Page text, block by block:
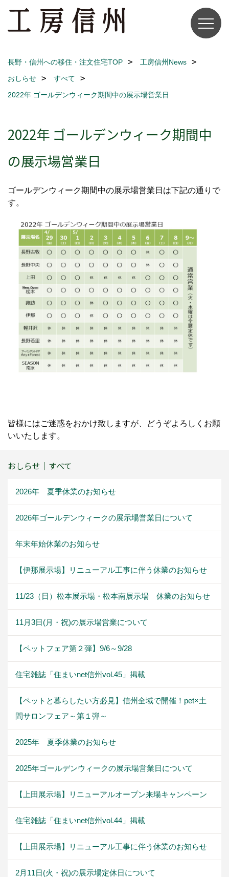
長野・信州への移住・注文住宅TOP
工房信州News
おしらせ
すべて
2022年 ゴールデンウィーク期間中の展示場営業日
2022年 ゴールデンウィーク期間中
の展示場営業日
ゴールデンウィーク期間中の展示場営業日は下記の通りで
す。
皆様にはご迷惑をおかけ致しますが、どうぞよろしくお願
いいたします。
おしらせ｜すべて
2026年 夏季休業のお知らせ
2026年ゴールデンウィークの展示場営業日について
年末年始休業のお知らせ
【伊那展示場】リニューアル工事に伴う休業のお知らせ
11/23（日）松本展示場・松本南展示場 休業のお知らせ
11月3日(月・祝)の展示場営業について
【ペットフェア第２弾】9/6～9/28
住宅雑誌「住まいnet信州vol.45」掲載
【ペットと暮らしたい方必見】信州全域で開催！pet×土
間サロンフェア～第１弾～
2025年 夏季休業のお知らせ
2025年ゴールデンウィークの展示場営業日について
【上田展示場】リニューアルオープン来場キャンペーン
住宅雑誌「住まいnet信州vol.44」掲載
【上田展示場】リニューアル工事に伴う休業のお知らせ
2月11日(火・祝)の展示場定休日について